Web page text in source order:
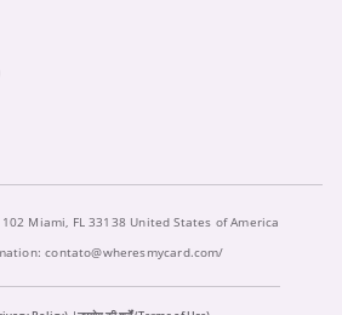
Miami, FL 33138 United States of America
contato@wheresmycard.com/